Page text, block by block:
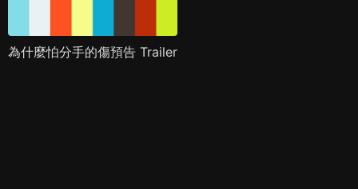
為什麼怕分手的傷預告 Trailer